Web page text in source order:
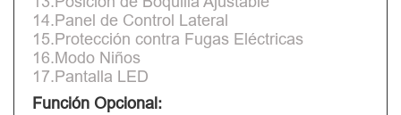
14.Panel de Control Lateral
15.Protección contra Fugas Eléctricas
16.Modo Niños
17.Pantalla LED
Función Opcional: